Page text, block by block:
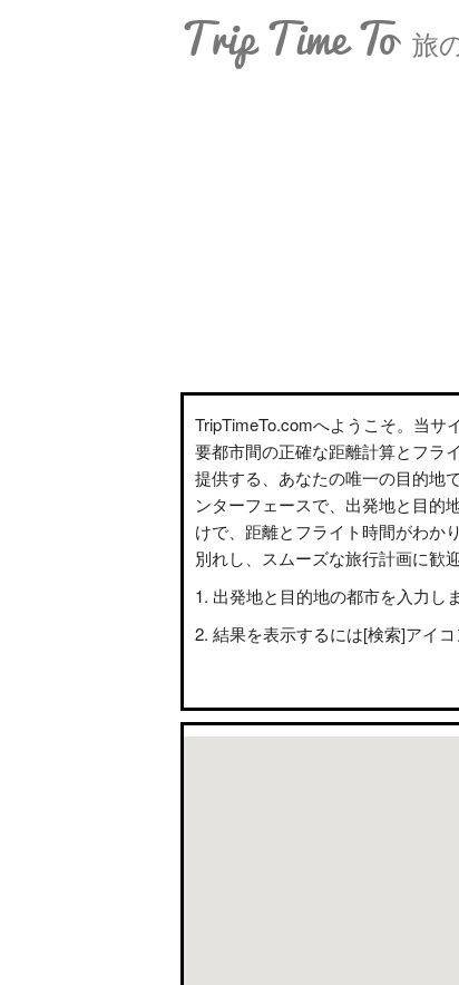
Trip Time To 旅
TripTimeTo.comへようこそ。当サ
要都市間の正確な距離計算とフラ
提供する、あなたの唯一の目的地
ンターフェースで、出発地と目的
けで、距離とフライト時間がわか
別れし、スムーズな旅行計画に歓
出発地と目的地の都市を入力しま
結果を表示するには[検索]アイコ